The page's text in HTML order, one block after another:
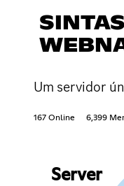
Um servidor
167 Online 6,399
Server